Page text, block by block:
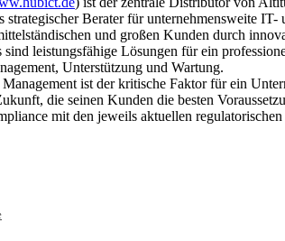
strategischer Berater für unternehmensweite
und großen Kunden durch
sind leistungsfähige Lösungen für ein
Unterstützung und Wartung.
ist der kritische Faktor für ein
die seinen Kunden die besten
mit den jeweils aktuellen